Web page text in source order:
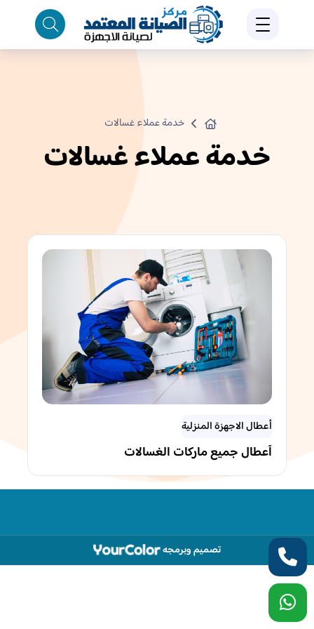
خدمة عملاء غسالات
خدمة عملاء غسالات
أعطال الاجهزة المنزلية
أعطال جميع ماركات الغسالات
تصميم وبرمجه